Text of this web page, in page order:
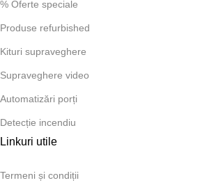
% Oferte speciale
Produse refurbished
Kituri supraveghere
Supraveghere video
Automatizări porți
Detecție incendiu
Linkuri utile
Termeni și condiții